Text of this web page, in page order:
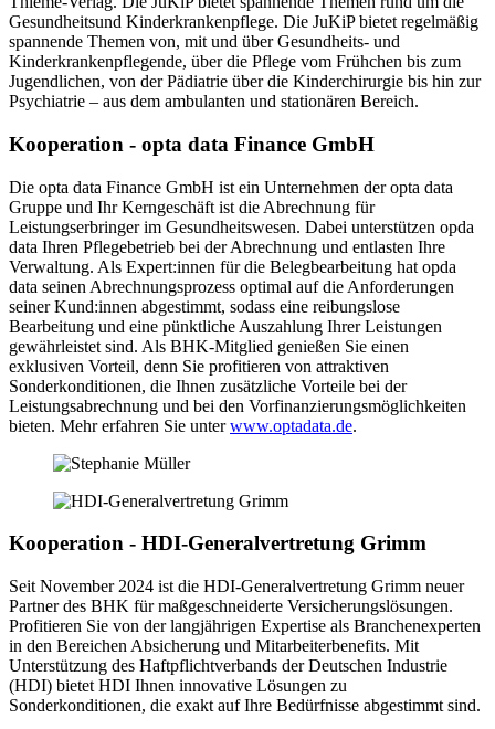
Gesundheitsund Kinderkrankenpflege. Die JuKiP bietet regelmäßig
spannende Themen von, mit und über Gesundheits- und
Kinderkrankenpflegende, über die Pflege vom Frühchen bis zum
Jugendlichen, von der Pädiatrie über die Kinderchirurgie bis hin zur
Psychiatrie – aus dem ambulanten und stationären Bereich.
Kooperation - opta data Finance GmbH
Die opta data Finance GmbH ist ein Unternehmen der opta data
Gruppe und Ihr Kerngeschäft ist die Abrechnung für
Leistungserbringer im Gesundheitswesen. Dabei unterstützen opda
data Ihren Pflegebetrieb bei der Abrechnung und entlasten Ihre
Verwaltung. Als Expert:innen für die Belegbearbeitung hat opda
data seinen Abrechnungsprozess optimal auf die Anforderungen
seiner Kund:innen abgestimmt, sodass eine reibungslose
Bearbeitung und eine pünktliche Auszahlung Ihrer Leistungen
gewährleistet sind. Als BHK-Mitglied genießen Sie einen
exklusiven Vorteil, denn Sie profitieren von attraktiven
Sonderkonditionen, die Ihnen zusätzliche Vorteile bei der
Leistungsabrechnung und bei den Vorfinanzierungsmöglichkeiten
bieten. Mehr erfahren Sie unterwww.optadata.de.
Kooperation - HDI-Generalvertretung Grimm
Seit November 2024 ist die HDI-Generalvertretung Grimm neuer
Partner des BHK für maßgeschneiderte Versicherungslösungen.
Profitieren Sie von der langjährigen Expertise als Branchenexperten
in den Bereichen Absicherung und Mitarbeiterbenefits. Mit
Unterstützung des Haftpflichtverbands der Deutschen Industrie
(HDI) bietet HDI Ihnen innovative Lösungen zu
Sonderkonditionen, die exakt auf Ihre Bedürfnisse abgestimmt sind.